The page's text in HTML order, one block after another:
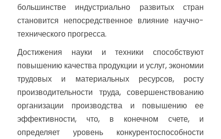
большинстве индустриально развитых стран
становится непосредственное влияние научно-
технического прогресса.
Достижения науки и техники способствуют
повышению качества продукции и услуг, экономии
трудовых и материальных ресурсов, росту
производительности труда, совершенствованию
организации производства и повышению ее
эффективности, что, в конечном счете, и
определяет уровень конкурентоспособности